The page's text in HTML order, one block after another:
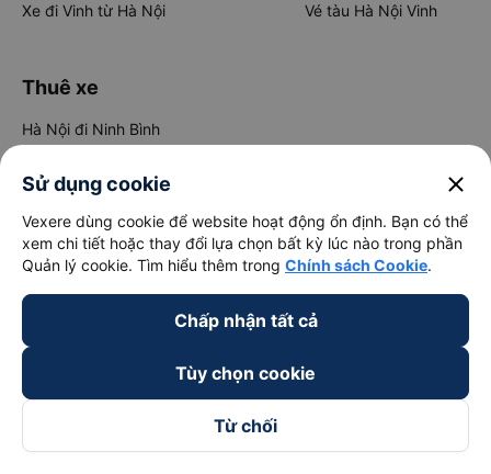
Xe đi Vinh từ Hà Nội
Vé tàu Hà Nội Vinh
Thuê xe
Hà Nội đi Ninh Bình
Hà Nội đi Sa Pa
Hà Nội đi Tam Đảo
Đà Nẵng đi Hội An
Đà Nẵng đi Huế
Hải Phòng đi Hà Nội
Sử dụng cookie close
Vexere dùng cookie để website hoạt động ổn định. Bạn có thể
xem chi tiết hoặc thay đổi lựa chọn bất kỳ lúc nào trong phần
Quản lý cookie. Tìm hiểu thêm trong Chính sách Cookie.
Chấp nhận tất cả
Tùy chọn cookie
Từ chối